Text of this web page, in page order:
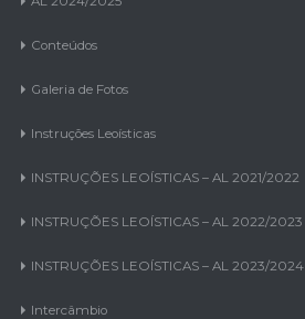
Conteúdos
Galeria de Fotos
Instruções Leoísticas
INSTRUÇÕES LEOÍSTICAS – AL 2021/2022
INSTRUÇÕES LEOÍSTICAS – AL 2022/2023
INSTRUÇÕES LEOÍSTICAS – AL 2023/2024
Intercâmbio